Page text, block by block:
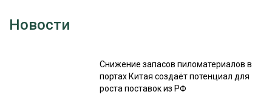
Новости
Снижение запасов пиломатериалов в
портах Китая создаёт потенциал для
роста поставок из РФ